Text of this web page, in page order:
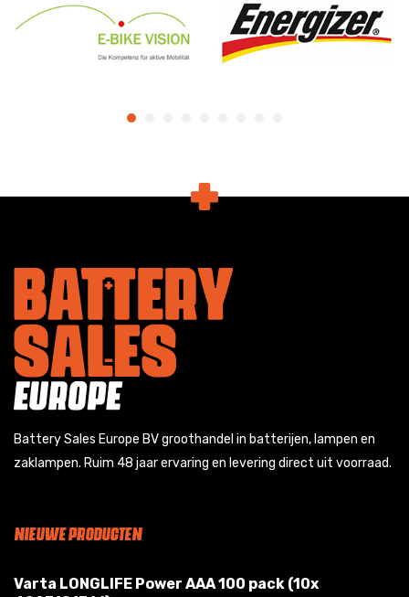
Battery Sales Europe BV groothandel in batterijen, lampen en
zaklampen. Ruim 48 jaar ervaring en levering direct uit voorraad.
NIEUWE PRODUCTEN
Varta LONGLIFE Power AAA 100 pack (10x